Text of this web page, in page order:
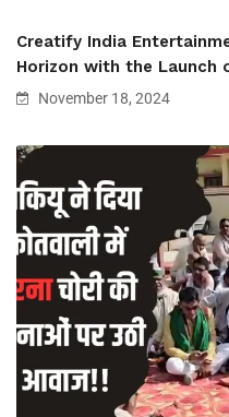
Creatify India
Horizon with the Launch
November 18, 2024